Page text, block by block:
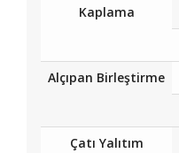
Kaplama
Alçıpan Birleştirme
Çatı Yalıtım